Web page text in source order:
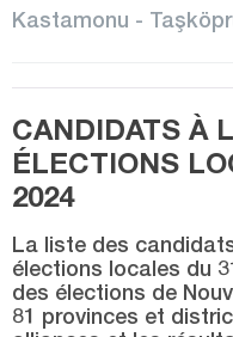
HANÖNÜ
İHSANGAZİ
İNEBOLU
KÜRE
CENTRE
PINARBAŞI
Kastamonu -
CANDIDATS À
ÉLECTIONS
2024
La liste des
élections locales du
des élections de
81 provinces et